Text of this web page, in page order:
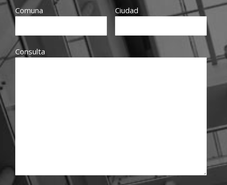
Comuna Ciudad
Consulta